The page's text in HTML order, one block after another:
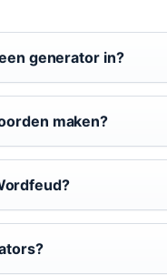
generator in?
maken?